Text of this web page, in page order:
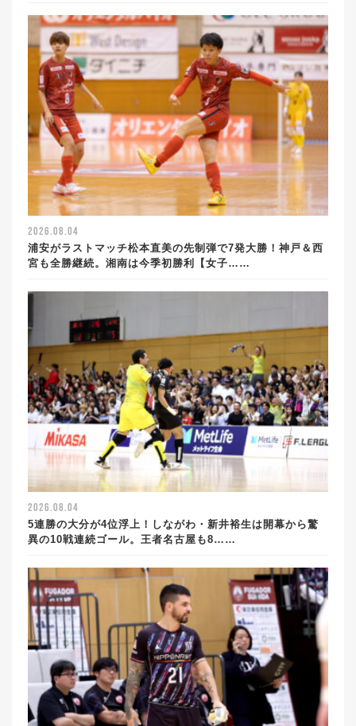
2026.08.04
浦安がラストマッチ松本直美の先制弾で7発大勝！神戸＆西
宮も全勝継続。湘南は今季初勝利【女子……
2026.08.04
5連勝の大分が4位浮上！しながわ・新井裕生は開幕から驚
異の10戦連続ゴール。王者名古屋も8……